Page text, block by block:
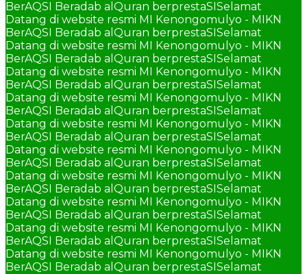
BerAQSI Beradab alQuran berprestaSISelamat
Datang di website resmi MI Kenongomulyo - MIKN
BerAQSI Beradab alQuran berprestaSISelamat
Datang di website resmi MI Kenongomulyo - MIKN
BerAQSI Beradab alQuran berprestaSISelamat
Datang di website resmi MI Kenongomulyo - MIKN
BerAQSI Beradab alQuran berprestaSISelamat
Datang di website resmi MI Kenongomulyo - MIKN
BerAQSI Beradab alQuran berprestaSISelamat
Datang di website resmi MI Kenongomulyo - MIKN
BerAQSI Beradab alQuran berprestaSISelamat
Datang di website resmi MI Kenongomulyo - MIKN
BerAQSI Beradab alQuran berprestaSISelamat
Datang di website resmi MI Kenongomulyo - MIKN
BerAQSI Beradab alQuran berprestaSISelamat
Datang di website resmi MI Kenongomulyo - MIKN
BerAQSI Beradab alQuran berprestaSISelamat
Datang di website resmi MI Kenongomulyo - MIKN
BerAQSI Beradab alQuran berprestaSISelamat
Datang di website resmi MI Kenongomulyo - MIKN
BerAQSI Beradab alQuran berprestaSISelamat